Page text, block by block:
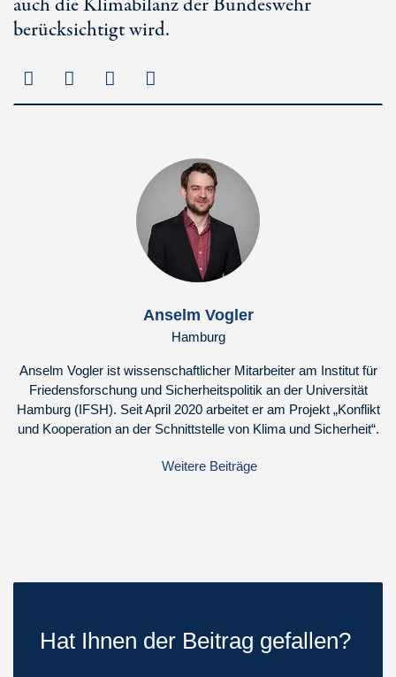
berücksichtigt wird.
Anselm Vogler
Hamburg
Anselm Vogler ist wissenschaftlicher Mitarbeiter am Institut für
Friedensforschung und Sicherheitspolitik an der Universität
Hamburg (IFSH). Seit April 2020 arbeitet er am Projekt „Konflikt
und Kooperation an der Schnittstelle von Klima und Sicherheit“.
Weitere Beiträge
Hat Ihnen der Beitrag gefallen?